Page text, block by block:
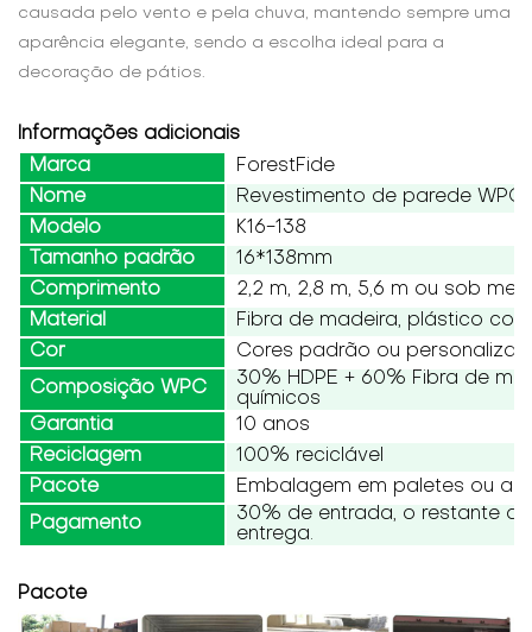
causada pelo vento e pela chuva, mantendo sempre uma
aparência elegante, sendo a escolha ideal para a
decoração de pátios.
Informações adicionais
Marca
ForestFide
Nome
Revestimento de parede WPC
Modelo
K16-138
Tamanho padrão
16*138mm
Comprimento
2,2 m, 2,8 m, 5,6 m ou sob
Material
Fibra de madeira, plástico
Cor
Cores padrão ou
Composição WPC
30% HDPE + 60% Fibra de
químicos
Garantia
10 anos
Reciclagem
100% reciclável
Pacote
Embalagem em paletes ou a
Pagamento
30% de entrada, o restante
entrega.
Pacote